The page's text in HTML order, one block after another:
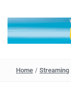
Home / Streaming